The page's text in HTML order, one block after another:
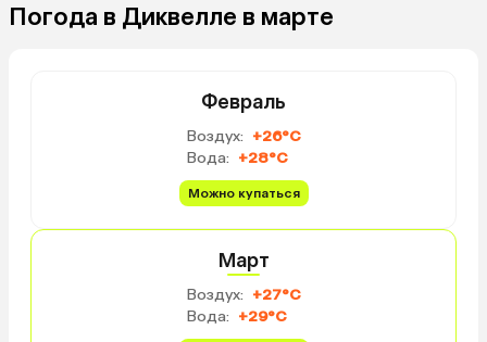
Погода в Диквелле в марте
Февраль
Воздух: +26°C
Вода: +28°C
Можно купаться
Март
Воздух: +27°C
Вода: +29°C